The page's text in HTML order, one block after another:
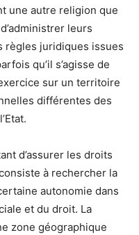
une autre religion que
leurs
règles juridiques issues
qu’il s’agisse de
sur un territoire
différentes des
d’assurer les droits
à rechercher la
autonomie dans
et du droit. La
zone géographique